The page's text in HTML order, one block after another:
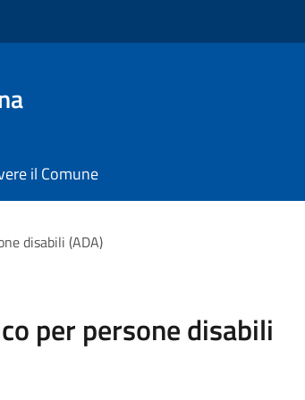
il Comune
disabili (ADA)
per persone disabili